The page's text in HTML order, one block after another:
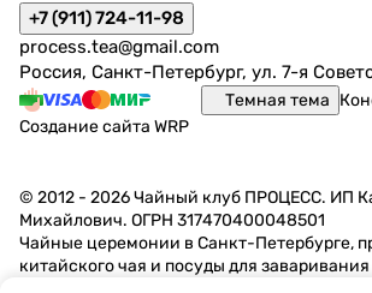
+7 (911) 724-11-98
process.tea@gmail.com
Россия, Санкт-Петербург, ул. 7-я
Темная тема
Создание сайта WRP
© 2012 - 2026 Чайный клуб ПРОЦЕСС. ИП
Михайлович. ОГРН 317470400048501
Чайные церемонии в Санкт-Петербурге,
китайского чая и посуды для заваривания